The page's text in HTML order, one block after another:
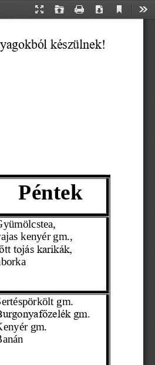
Presentation
Open Print Download
Current
készülnek!
Péntek
kenyér gm.,
tojás karikák,
gm.
gm.
gm.